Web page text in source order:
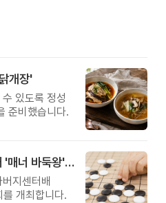
개장'
있도록 정성
준비했습니다.
제3회 서초구 아버지센터배 '매너 바둑왕' 대회
지센터배
개최합니다.